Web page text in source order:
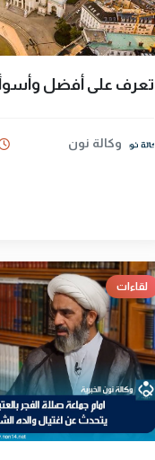
تعرف علی أفضل وأسوأ 10 مدن للعيش
وكالة نون
لقاءات